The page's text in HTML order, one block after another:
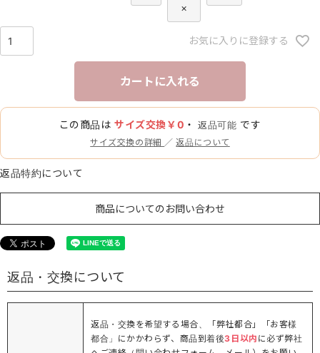
×
お気に入りに登録する
カートに入れる
この商品はサイズ交換￥0 ・返品可能 です
サイズ交換の詳細 ／返品について
返品特約について
商品についてのお問い合わせ
返品・交換について
返品・交換を希望する場合、「弊社都合」「お客様
都合」にかかわらず、商品到着後3日以内 に必ず弊社